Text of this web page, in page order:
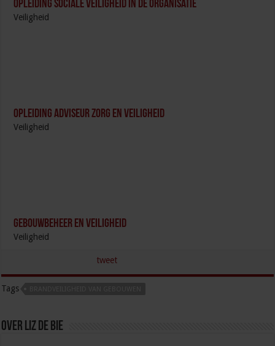
Opleiding Sociale Veiligheid in de Organisatie
Veiligheid
Opleiding Adviseur zorg en veiligheid
Veiligheid
Gebouwbeheer en veiligheid
Veiligheid
tweet
Tags
Over Liz de Bie